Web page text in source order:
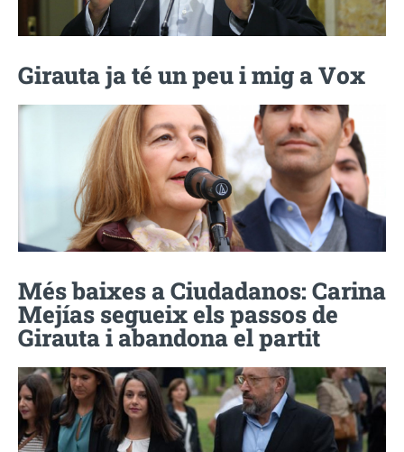
Girauta ja té un peu i mig a Vox
Més baixes a Ciudadanos: Carina
Mejías segueix els passos de
Girauta i abandona el partit